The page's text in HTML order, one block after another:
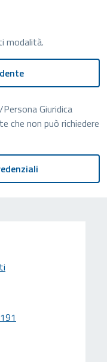
modalità.
Giuridica
che non può richiedere